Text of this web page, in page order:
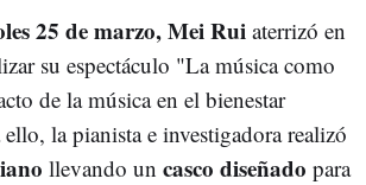
25 de marzo, Mei Rui aterrizó en
su espectáculo "La música como
de la música en el bienestar
la pianista e investigadora realizó
llevando un casco diseñado para